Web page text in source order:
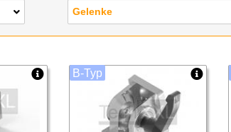
Gelenke
B-Typ